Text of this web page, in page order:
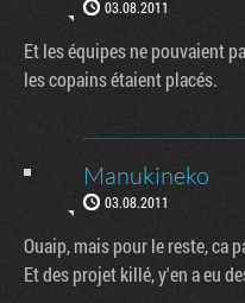
03.08.2011
Et les équipes ne pouvaient
les copains étaient placés.
Manukineko
03.08.2011
Ouaip, mais pour le reste, ca
Et des projet killé, y'en a eu